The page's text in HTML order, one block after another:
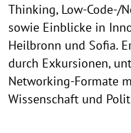
Thinking, Low-Code-/
sowie Einblicke in
Heilbronn und Sofia.
durch Exkursionen,
Networking-Formate
Wissenschaft und